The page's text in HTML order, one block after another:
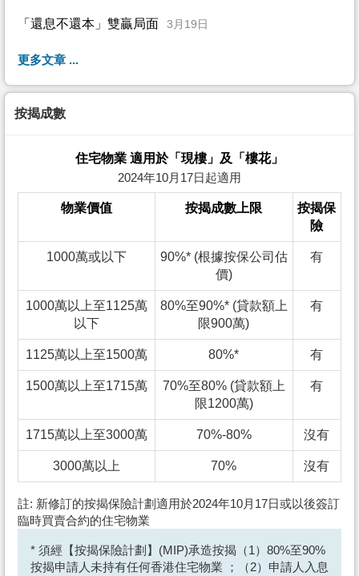
「還息不還本」雙贏局面 3月19日
更多文章 ...
按揭成數
住宅物業 適用於「現樓」及「樓花」
2024年10月17日起適用
物業價值 按揭成數上限
按揭保
險
1000萬或以下
90%* (根據按保公司估
價)
有
1000萬以上至1125萬
以下
80%至90%* (貸款額上
限900萬)
有
1125萬以上至1500萬 80%* 有
1500萬以上至1715萬
70%至80% (貸款額上
限1200萬)
有
1715萬以上至3000萬 70%-80% 沒有
3000萬以上 70% 沒有
註: 新修訂的按揭保險計劃適用於2024年10月17日或以後簽訂
臨時買賣合約的住宅物業
* 須經【按揭保險計劃】(MIP)承造按揭（1）80%至90%
按揭申請人未持有任何香港住宅物業 ；（2）申請人入息